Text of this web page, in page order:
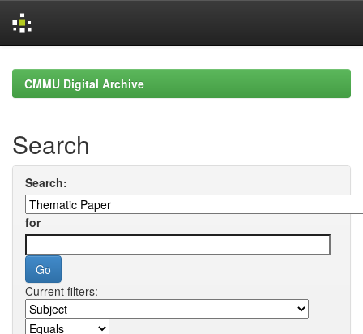
navigationCMMU Digital Archive
Search
Search:
for
Current filters: